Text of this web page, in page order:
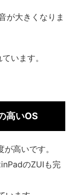
が大きくなりま
います。
高いOS
高いです。
のZUIも完